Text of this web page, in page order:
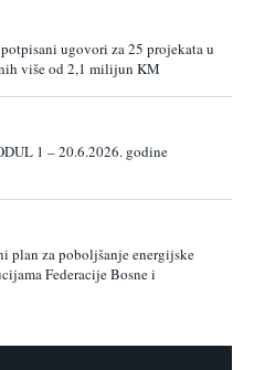
ugovori za 25 projekata u
više od 2,1 milijun KM
1 – 20.6.2026. godine
plan za poboljšanje energijske
Federacije Bosne i